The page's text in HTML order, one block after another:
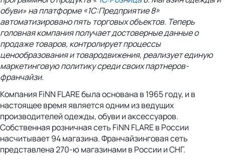
обуви» на платформе «1С:Предприятие 8»
автоматизировано пять торговых объектов. Теперь
головная компания получает достоверные данные о
продаже товаров, контролирует процессы
ценообразования и товародвижения, реализует единую
маркетинговую политику среди своих партнеров-
франчайзи.
Компания FiNN FLARE была основана в 1965 году, и в
настоящее время является одним из ведущих
производителей одежды, обуви и аксессуаров.
Собственная розничная сеть FiNN FLARE в России
насчитывает 94 магазина. Франчайзинговая сеть
представлена 270-ю магазинами в России и СНГ.